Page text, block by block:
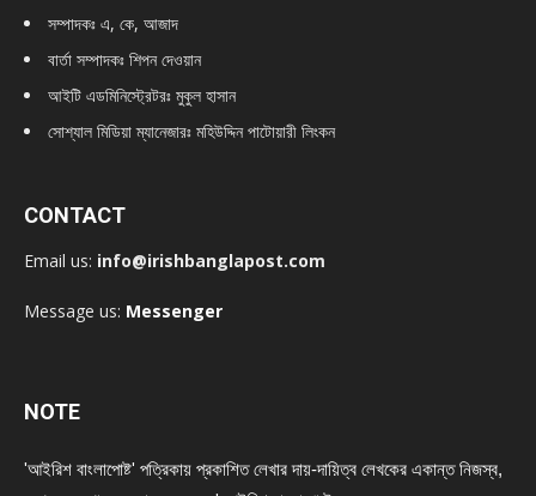
সম্পাদকঃ এ, কে, আজাদ
বার্তা সম্পাদকঃ শিপন দেওয়ান
আইটি এডমিনিস্ট্রেটরঃ মুকুল হাসান
সোশ্যাল মিডিয়া ম্যানেজারঃ মহিউদ্দিন পাটোয়ারী লিংকন
CONTACT
Email us: info@irishbanglapost.com
Message us: Messenger
NOTE
'আইরিশ বাংলাপোষ্ট' পত্রিকায় প্রকাশিত লেখার দায়-দায়িত্ব লেখকের একান্ত নিজস্ব,